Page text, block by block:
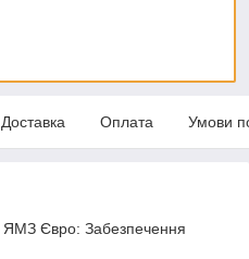
Доставка Оплата Умови
ЯМЗ Євро: Забезпечення